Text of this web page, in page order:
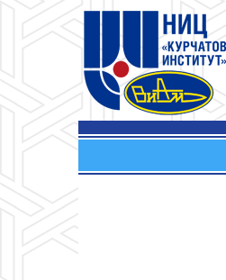
Перейти к основному содержанию